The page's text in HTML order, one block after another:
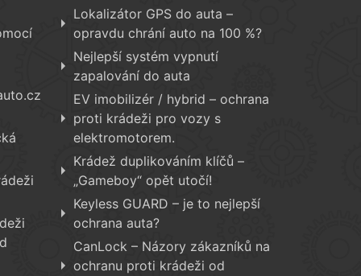
Lokalizátor GPS do auta –
opravdu chrání auto na 100 %?
Nejlepší systém vypnutí
zapalování do auta
EV imobilizér / hybrid – ochrana
proti krádeži pro vozy s
elektromotorem.
Krádež duplikováním klíčů –
„Gameboy“ opět utočí!
Keyless GUARD – je to nejlepší
ochrana auta?
CanLock – Názory zákazníků na
ochranu proti krádeži od